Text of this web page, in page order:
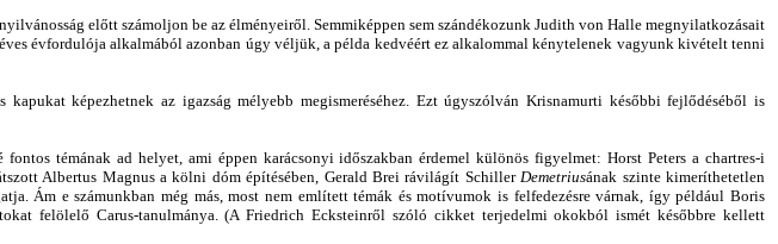
előtt számoljon be az élményeiről. Semmiképpen sem szándékozunk Judith von Halle megnyilatkozásait
évfordulója alkalmából azonban úgy véljük, a példa kedvéért ez alkalommal kénytelenek vagyunk kivételt tenni
képezhetnek az igazság mélyebb megismeréséhez. Ezt úgyszólván Krisnamurti későbbi fejlődéséből is
témának ad helyet, ami éppen karácsonyi időszakban érdemel különös figyelmet: Horst Peters a chartres-i
Albertus Magnus a kölni dóm építésében, Gerald Brei rávilágít SchillerDemetriusának szinte kimeríthetetlen
Ám e számunkban még más, most nem említett témák és motívumok is felfedezésre várnak, így például Boris
felölelő Carus-tanulmánya. (A Friedrich Ecksteinről szóló cikket terjedelmi okokból ismét későbbre kellett